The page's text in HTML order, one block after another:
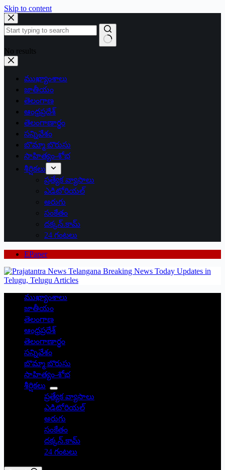
Skip to content
No results
ముఖ్యాంశాలు
జాతీయం
తెలంగాణ
ఆంధ్రప్రదేశ్
తెలంగాణార్థం
సన్నివేశం
బొమ్మా బొరుసు
సాహిత్యం-శోభ
శీర్షికలు
ప్రత్యేక వ్యాసాలు
ఎడిటోరియల్
అరుగు
సంకేతం
దక్కన్.కామ్
24 గంటలు
EPaper
ముఖ్యాంశాలు
జాతీయం
తెలంగాణ
ఆంధ్రప్రదేశ్
తెలంగాణార్థం
సన్నివేశం
బొమ్మా బొరుసు
సాహిత్యం-శోభ
శీర్షికలు
ప్రత్యేక వ్యాసాలు
ఎడిటోరియల్
అరుగు
సంకేతం
దక్కన్.కామ్
24 గంటలు